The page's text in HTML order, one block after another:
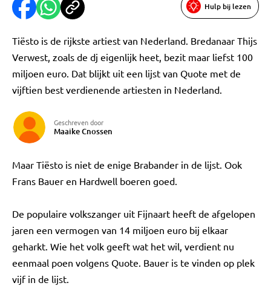
Hulp bij lezen
Tiësto is de rijkste artiest van Nederland. Bredanaar Thijs
Verwest, zoals de dj eigenlijk heet, bezit maar liefst 100
miljoen euro. Dat blijkt uit een lijst van Quote met de
vijftien best verdienende artiesten in Nederland.
Geschreven door
Maaike Cnossen
Maar Tiësto is niet de enige Brabander in de lijst. Ook
Frans Bauer en Hardwell boeren goed.
De populaire volkszanger uit Fijnaart heeft de afgelopen
jaren een vermogen van 14 miljoen euro bij elkaar
geharkt. Wie het volk geeft wat het wil, verdient nu
eenmaal poen volgens Quote. Bauer is te vinden op plek
vijf in de lijst.